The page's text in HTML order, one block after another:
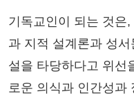
기독교인이 되는 것은
과 지적 설계론과 성
설을 타당하다고 위선
로운 의식과 인간성과